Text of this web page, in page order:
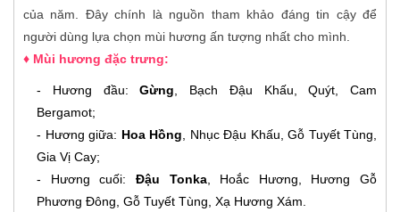
của năm. Đây chính là nguồn tham khảo đáng tin cậy để
người dùng lựa chọn mùi hương ấn tượng nhất cho mình.
♦ Mùi hương đặc trưng:
- Hương đầu:Gừng , Bạch Đậu Khấu, Quýt, Cam
Bergamot;
- Hương giữa: Hoa Hồng , Nhục Đậu Khấu, Gỗ Tuyết Tùng,
Gia Vị Cay;
- Hương cuối: Đậu Tonka, Hoắc Hương, Hương Gỗ
Phương Đông, Gỗ Tuyết Tùng, Xạ Hương Xám.